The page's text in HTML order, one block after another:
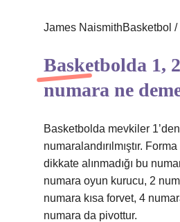
James NaismithBasketbol /
Basketbolda 1,
numara ne
Basketbolda mevkiler
numaralandırılmıştır.
dikkate alınmadığı bu
numara oyun kurucu, 2
numara kısa forvet, 4
numara da pivottur.